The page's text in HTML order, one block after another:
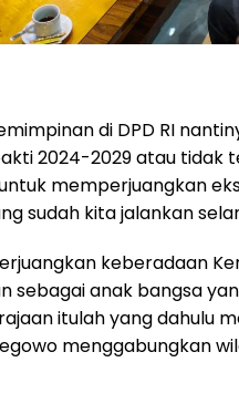
di DPD RI
2024-2029 atau
memperjuangkan
sudah kita jalankan
keberadaan
sebagai anak bangsa
itulah yang dahulu
menggabungkan